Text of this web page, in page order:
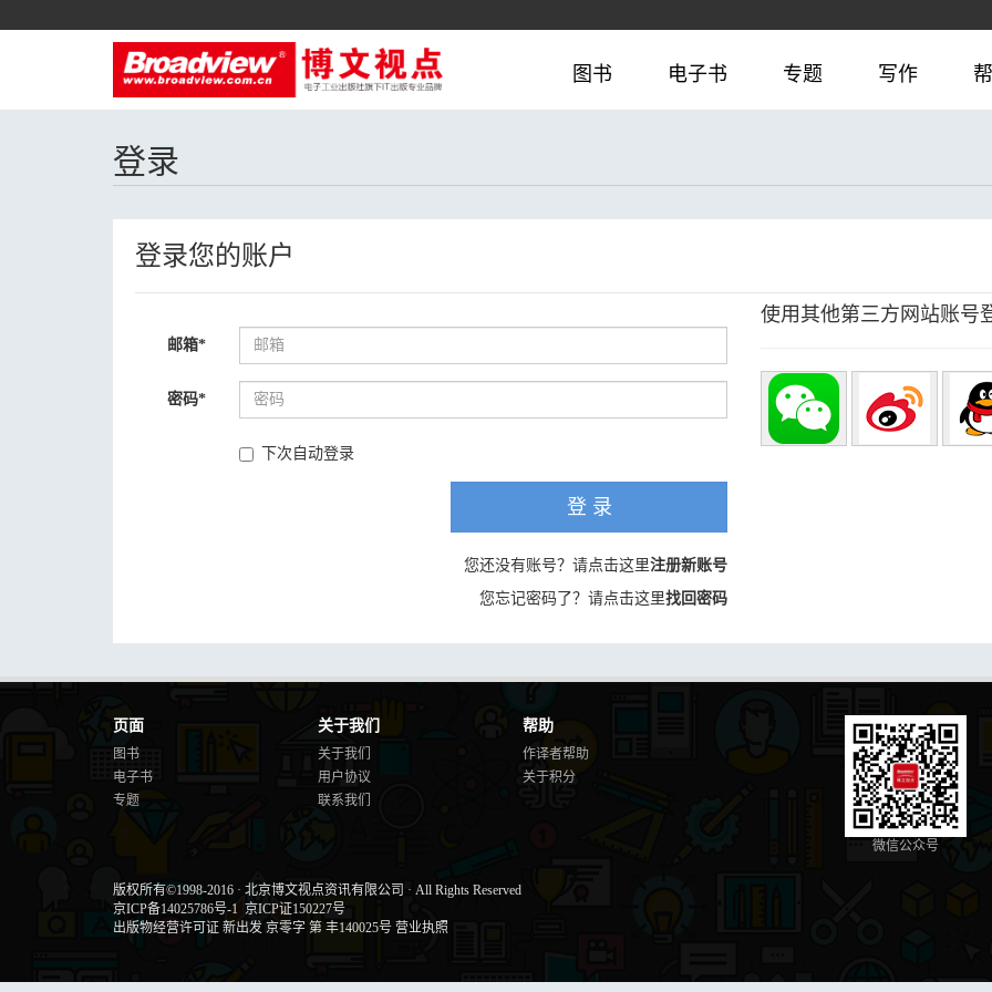
图书 电子书 专题 写作
登录
登录您的账户
邮箱*
密码*
下次自动登录
登 录
您还没有账号？请点击这里注册新账号
您忘记密码了？请点击这里找回密码
使用其他第三方网站账号
页面
图书
电子书
专题
关于我们
关于我们
用户协议
联系我们
帮助
作译者帮助
关于积分
微信公众号
版权所有©1998-2016 · 北京博文视点资讯有限公司 · All Rights Reserved
京ICP备14025786号-1 京ICP证150227号
出版物经营许可证 新出发 京零字 第 丰140025号 营业执照